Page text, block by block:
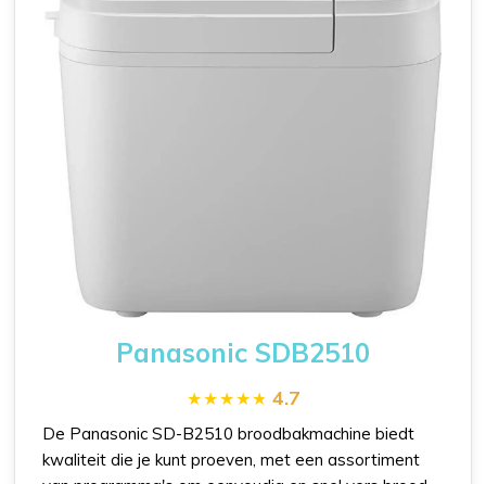
Panasonic SDB2510
4.7
De Panasonic SD-B2510 broodbakmachine biedt
kwaliteit die je kunt proeven, met een assortiment